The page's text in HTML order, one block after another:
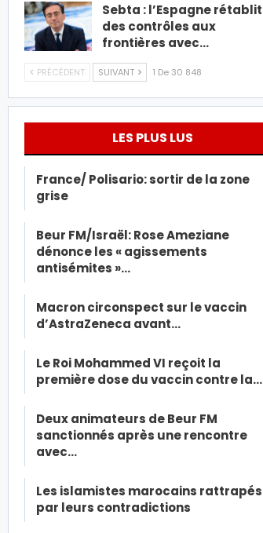
Sebta : l’Espagne rétablit
des contrôles aux
frontières avec…
PRÉCÉDENT SUIVANT 1 De 30 848
LES PLUS LUS
France/ Polisario: sortir de la zone
grise
Beur FM/Israël: Rose Ameziane
dénonce les « agissements
antisémites »…
Macron circonspect sur le vaccin
d’AstraZeneca avant…
Le Roi Mohammed VI reçoit la
première dose du vaccin contre la…
Deux animateurs de Beur FM
sanctionnés après une rencontre
avec…
Les islamistes marocains rattrapés
par leurs contradictions